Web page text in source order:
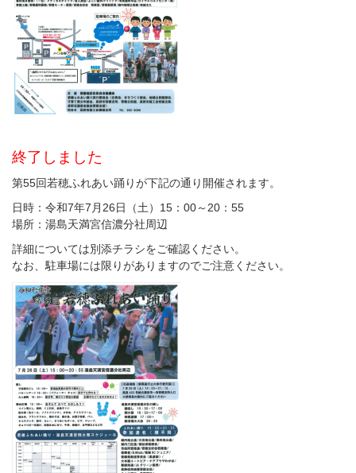
資金調達
補助金・助成金
商談会・物産展
アンテナショップ・通販サイト
信州匠選
セミナー・研修会
共済・保険
商工会員向け共済
国の共済
その他共済
一人親方労災保険
終了しました
第55回若穂ふれあい踊りが下記の通り開催されます。
日時：令和7年7月26日（土）15：00～20：55
場所：湯島天満宮信濃分社周辺
詳細については別添チラシをご確認ください。
なお、駐車場には限りがありますのでご注意ください。